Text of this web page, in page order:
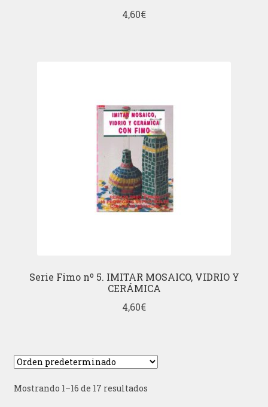
4,60€
Serie Fimo nº 5. IMITAR MOSAICO, VIDRIO Y
CERÁMICA
4,60€
Mostrando 1–16 de 17 resultados